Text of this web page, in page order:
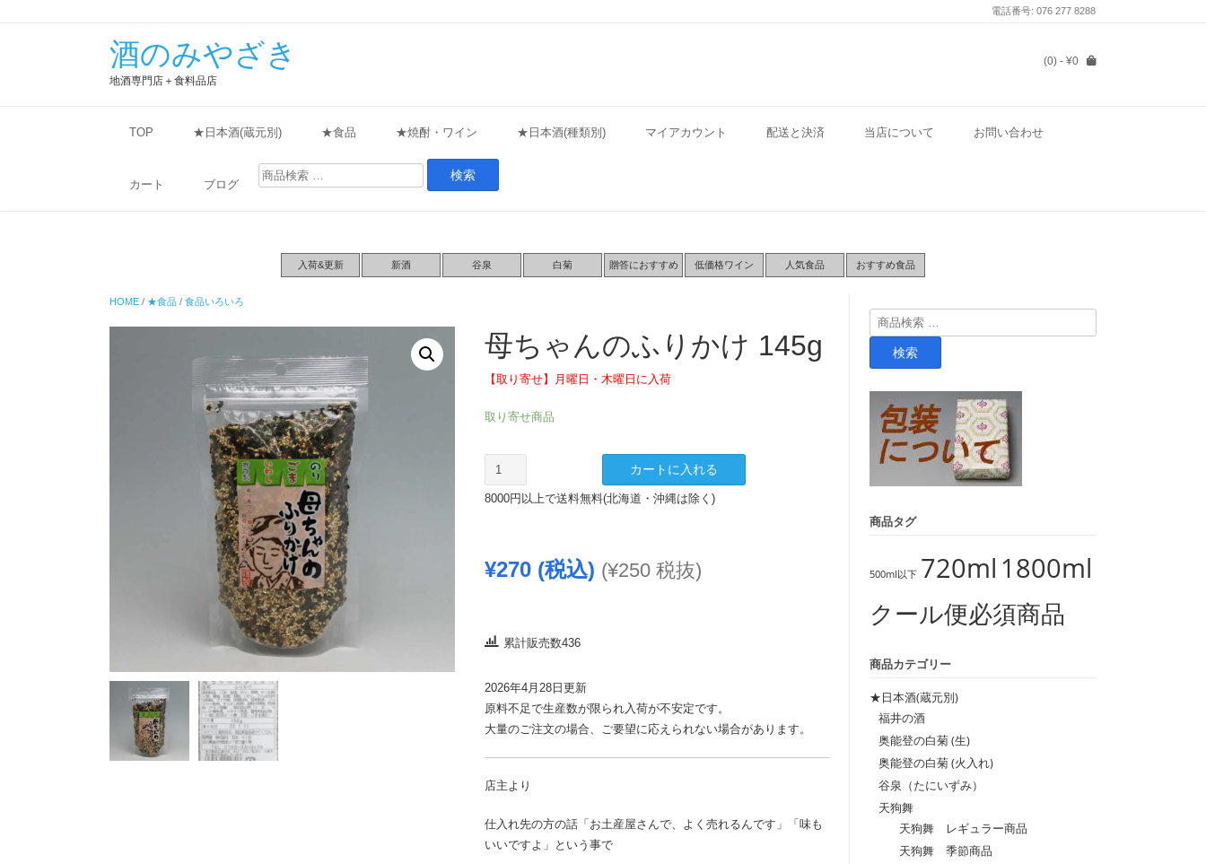
電話番号: 076 277 8288
酒のみやざき
地酒専門店＋食料品店
(0) - ¥0
TOP ★日本酒(蔵元別) ★食品 ★焼酎・ワイン ★日本酒(種類別) マイアカウント 配送と決済 当店について お問い合わせ
カート ブログ
検
索
入荷&更新 新酒 谷泉 白菊 贈答におすすめ 低価格ワイン 人気食品 おすすめ食品
HOME / ★食品 / 食品いろいろ
母ちゃんのふりかけ 145g
【取り寄せ】月曜日・木曜日に入荷
取り寄せ商品
ち
ゃ
ふ
145g
カートに入れる
8000円以上で送料無料(北海道・沖縄は除く)
¥270(税込) (¥250税抜)
累計販売数436
2026年4月28日更新
原料不足で生産数が限られ入荷が不安定です。
大量のご注文の場合、ご要望に応えられない場合があります。
店主より
仕入れ先の方の話「お土産屋さんで、よく売れるんです」「味も
いいですよ」という事で
検
索
検索
商品タグ
500ml以下 720ml 1800ml
クール便必須商品
商品カテゴリー
★日本酒(蔵元別)
福井の酒
奥能登の白菊 (生)
奥能登の白菊 (火入れ)
谷泉（たにいずみ）
天狗舞
天狗舞 レギュラー商品
天狗舞 季節商品